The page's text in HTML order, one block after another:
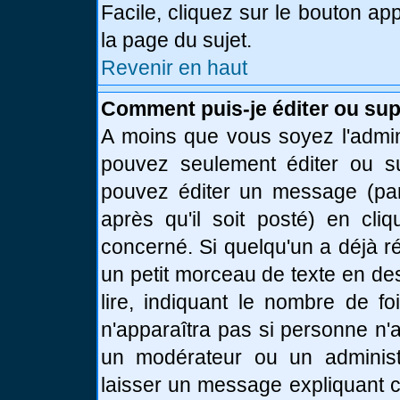
Facile, cliquez sur le bouton
la page du sujet.
Revenir en haut
Comment puis-je éditer ou
A moins que vous soyez
pouvez seulement éditer ou
pouvez éditer un message
après qu'il soit posté) en
concerné. Si quelqu'un a déjà
un petit morceau de texte en
lire, indiquant le nombre de
n'apparaîtra pas si personne
un modérateur ou un
laisser un message expliquant